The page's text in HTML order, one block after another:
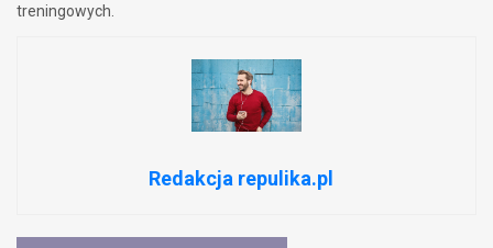
treningowych.
Redakcja repulika.pl